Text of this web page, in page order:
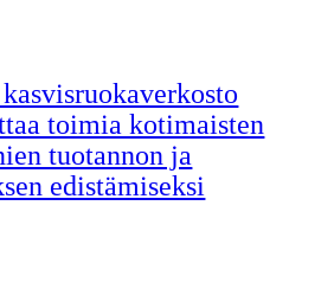
toimia kotimaisten
tuotannon ja
edistämiseksi